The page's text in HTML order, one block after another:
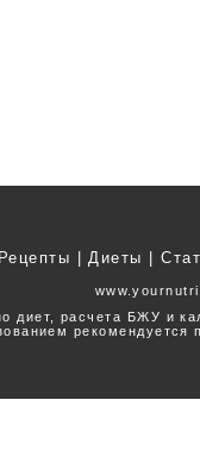
Рецепты |Диеты |
диет, расчета БЖУ и
рекомендуется